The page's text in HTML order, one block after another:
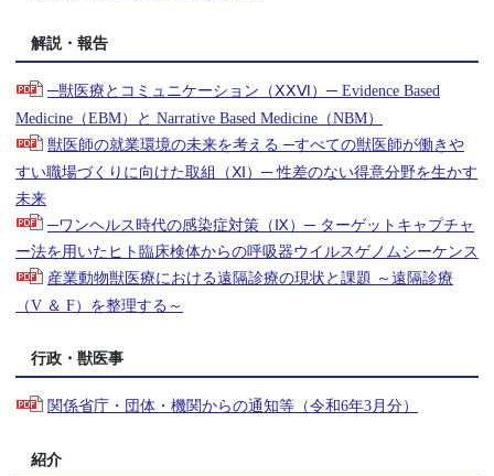
解説・報告
─獣医療とコミュニケーション（ⅩⅩⅥ）─ Evidence Based
Medicine（EBM）と Narrative Based Medicine（NBM）
獣医師の就業環境の未来を考える ─すべての獣医師が働きや
すい職場づくりに向けた取組（Ⅺ）─ 性差のない得意分野を生かす
未来
─ワンヘルス時代の感染症対策（Ⅸ）─ ターゲットキャプチャ
ー法を用いたヒト臨床検体からの呼吸器ウイルスゲノムシーケンス
産業動物獣医療における遠隔診療の現状と課題 ～遠隔診療
（V ＆ F）を整理する～
行政・獣医事
関係省庁・団体・機関からの通知等（令和6年3月分）
紹介